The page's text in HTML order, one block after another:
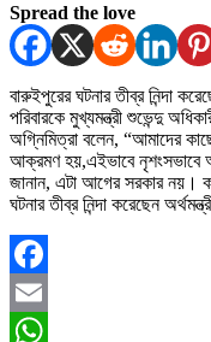
Spread the love
বারুইপুরের ঘটনার তীব্র নিন্দা
পরিবারকে মুখ্যমন্ত্রী শুভেন্দু
অগ্নিমিত্রা বলেন, “আমাদের
আক্রমণ হয়,এইভাবে নৃশংসভাবে
জানান, এটা আগের সরকার নয়।
ঘটনার তীব্র নিন্দা করেছেন
Facebook
Email